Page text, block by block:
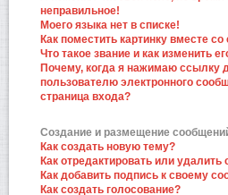
неправильное!
Моего языка нет в списке!
Как поместить картинку вместе
Что такое звание и как изменить
Почему, когда я нажимаю ссылку
пользователю электронного
страница входа?
Создание и размещение
Как создать новую тему?
Как отредактировать или удалить
Как добавить подпись к своему
Как создать голосование?